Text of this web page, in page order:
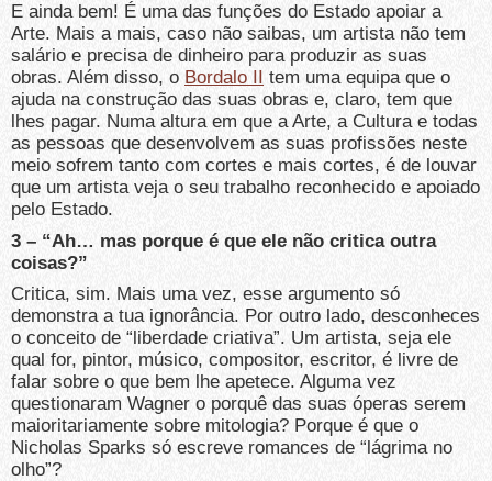
E ainda bem! É uma das funções do Estado apoiar a
Arte. Mais a mais, caso não saibas, um artista não tem
salário e precisa de dinheiro para produzir as suas
obras. Além disso, o Bordalo II
tem uma equipa que o
ajuda na construção das suas obras e, claro, tem que
lhes pagar. Numa altura em que a Arte, a Cultura e todas
as pessoas que desenvolvem as suas profissões neste
meio sofrem tanto com cortes e mais cortes, é de louvar
que um artista veja o seu trabalho reconhecido e apoiado
pelo Estado.
3 – “Ah… mas porque é que ele não critica outra
coisas?”
Critica, sim. Mais uma vez, esse argumento só
demonstra a tua ignorância. Por outro lado, desconheces
o conceito de “liberdade criativa”. Um artista, seja ele
qual for, pintor, músico, compositor, escritor, é livre de
falar sobre o que bem lhe apetece. Alguma vez
questionaram Wagner o porquê das suas óperas serem
maioritariamente sobre mitologia? Porque é que o
Nicholas Sparks só escreve romances de “lágrima no
olho”?